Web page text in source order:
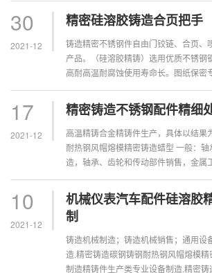
精铸件生产小轿车...
30
2021-12
精密硅溶胶铸造合页把手
铸造精密不锈钢件自由门铰链、合页、
产品。（硅溶胶精铸）选用优质不锈钢
高耐高温耐腐蚀使用寿命长。图纸保密
抛光、镜面抛光。...
17
2021-12
精密铸造不锈钢配件精细
高温精铸合金精铸件生产，具体以结果
耐热钢风帽熔模精密铸造蜡型 一般：
造，轴承、齿轮和传动部件销售，金属
钢耐热钢风帽熔模精...
10
2021-12
机械仪表汽车配件硅溶胶
制
铸造机械制造；铸造机械销售；通用设
造.精密铸造碳钢铸钢耐热钢风帽熔模
制造精铸件生产类专业设备制造.精密铸